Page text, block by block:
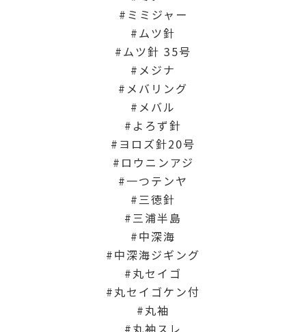
ミミジャー
ムツ針
ムツ針 35号
メジナ
メバリング
メバル
よろず針
ヨロズ針20号
ロウニンアジ
一つテンヤ
三徳針
三浦半島
中深海
中深海ジギング
丸セイゴ
丸セイゴケン付
丸袖
丸袖スレ